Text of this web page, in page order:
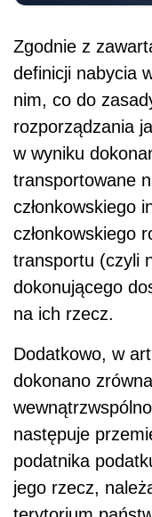
Zgodnie z
definicji nabycia
nim, co do
rozporządzania
w wyniku
transportowane
członkowskiego
członkowskiego
transportu (czyli
dokonującego
na ich rzecz.
Dodatkowo, w
dokonano
następuje
podatnika
jego rzecz,